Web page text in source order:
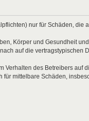
nur für Schäden, die
Körper und Gesundheit
auf die vertragstypischen
Verhalten des Betreibers auf
mittelbare Schäden,